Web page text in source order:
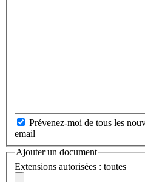
Prévenez-moi de tous les
email
Ajouter un document
Extensions autorisées : toutes